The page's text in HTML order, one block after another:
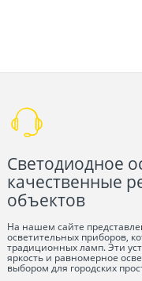
Светодиодное
качественные
объектов
На нашем сайте
осветительных приборов,
традиционных ламп. Эти
яркость и равномерное
выбором для городских